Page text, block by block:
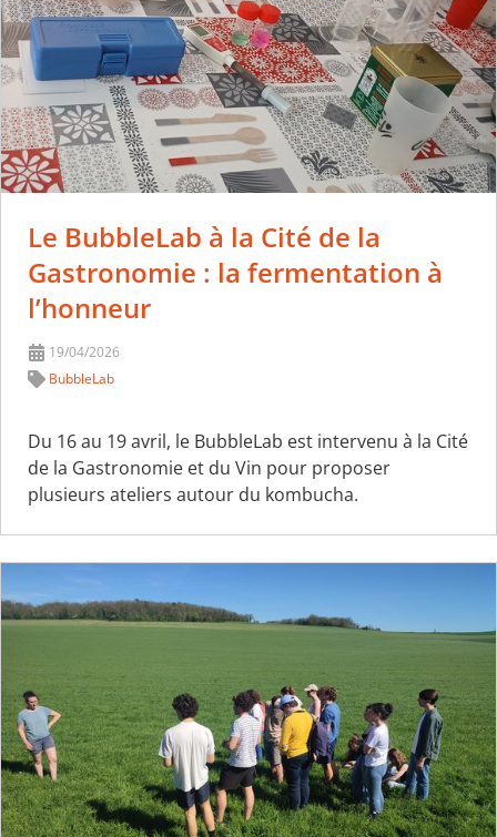
Le BubbleLab à la Cité de la
Gastronomie : la fermentation à
l’honneur
19/04/2026
BubbleLab
Du 16 au 19 avril, le BubbleLab est intervenu à la Cité
de la Gastronomie et du Vin pour proposer
plusieurs ateliers autour du kombucha.